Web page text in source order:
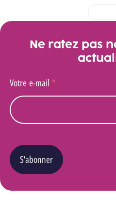
1 2
Ne ratez pas
Votre e-mail *
S’abonner